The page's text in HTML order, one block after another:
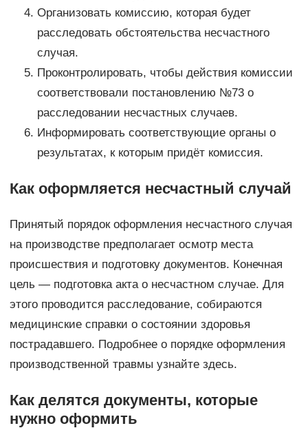
Организовать комиссию, которая будет
расследовать обстоятельства несчастного
случая.
Проконтролировать, чтобы действия комиссии
соответствовали постановлению №73 о
расследовании несчастных случаев.
Информировать соответствующие органы о
результатах, к которым придёт комиссия.
Как оформляется несчастный случай
Принятый порядок оформления несчастного случая
на производстве предполагает осмотр места
происшествия и подготовку документов. Конечная
цель — подготовка акта о несчастном случае. Для
этого проводится расследование, собираются
медицинские справки о состоянии здоровья
пострадавшего. Подробнее о порядке оформления
производственной травмы узнайте здесь.
Как делятся документы, которые
нужно оформить